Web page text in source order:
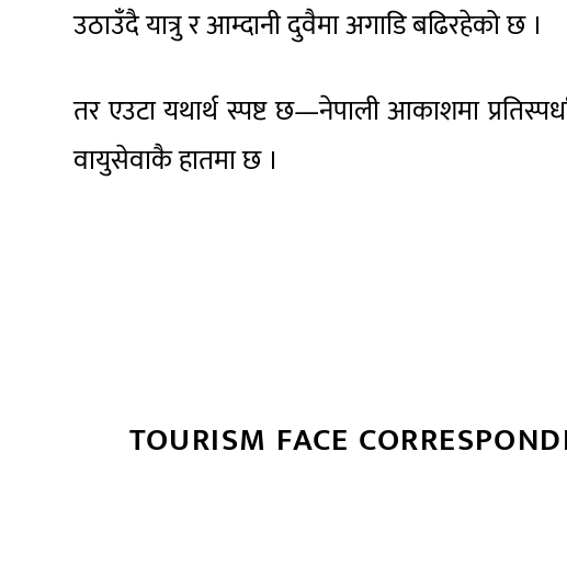
उठाउँदै यात्रु र आम्दानी दुवैमा अगाडि बढिरहेको छ ।
तर एउटा यथार्थ स्पष्ट छ—नेपाली आकाशमा
वायुसेवाकै हातमा छ ।
TOURISM FACE